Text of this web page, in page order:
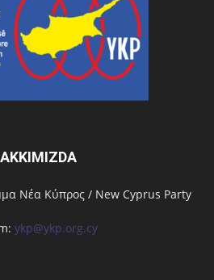
Νέα Κύπρος / New Cyprus Party
ykp@ykp.org.cy